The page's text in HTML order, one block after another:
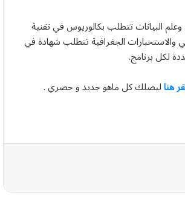
البيانات تتطلب بكالوريوس في تقنية
والاستخبارات الجغرافية تتطلب شهادة في
لكل برنامج.
هناليصلك كل ماهو جديد و حصري .